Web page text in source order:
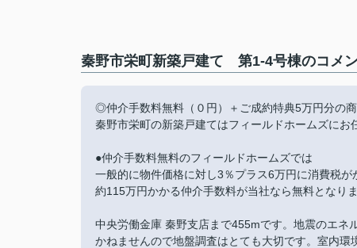
秦野市栄町新築戸建て 第1-4号棟のコメ
◎仲介手数料無料（０円）＋ご成約特典5万円分の商
秦野市栄町の新築戸建てはフィールドホームズにお
●仲介手数料無料のフィールドホームズでは
一般的に物件価格に対し3％プラス6万円に消費税が
約115万円かかる仲介手数料が当社なら無料となりま
中央労働金庫 秦野支店まで455mです。地震のエネ
かねませんので地盤調査はとても大切です。室内